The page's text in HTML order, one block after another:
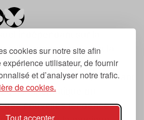
cookies sur notre site afin
expérience utilisateur, de fournir
et d’analyser notre trafic.
de cookies.
indépendant sur la
tendances, dont la
de 2007.
« prochain », « suivant
à la thématique du
des nouvelles tendances